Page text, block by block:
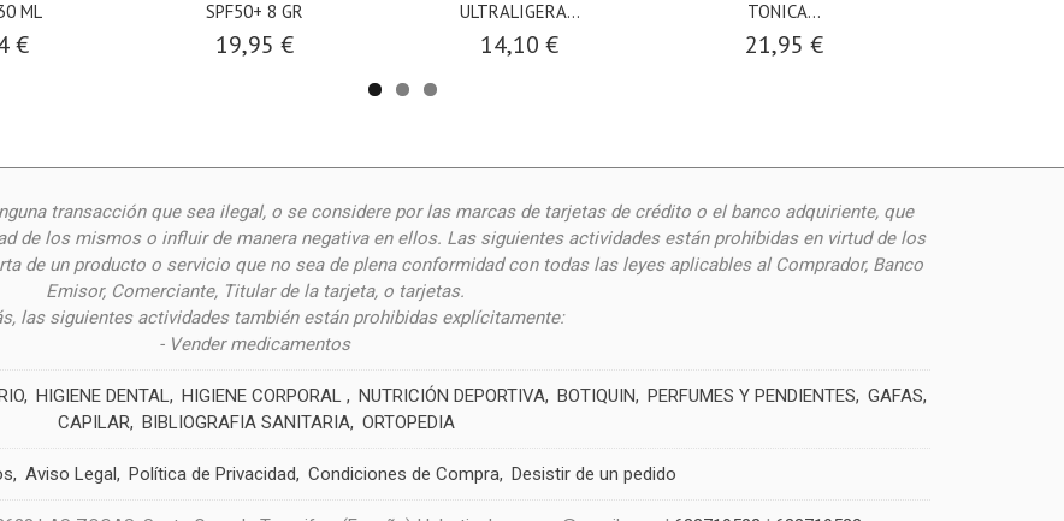
ML
€
SPF50+ 8 GR
19,95 €
ULTRALIGERA...
14,10 €
TONICA...
21,95 €
transacción que sea ilegal, o se considere por las marcas de tarjetas de crédito o el banco adquiriente, que
de los mismos o influir de manera negativa en ellos. Las siguientes actividades están prohibidas en virtud de los
de un producto o servicio que no sea de plena conformidad con todas las leyes aplicables al Comprador, Banco
Emisor, Comerciante, Titular de la tarjeta, o tarjetas.
las siguientes actividades también están prohibidas explícitamente:
- Vender medicamentos
HIGIENE DENTAL HIGIENE CORPORAL NUTRICIÓN DEPORTIVA BOTIQUIN PERFUMES Y PENDIENTES
GAFAS
CAPILAR BIBLIOGRAFIA SANITARIA ORTOPEDIA
Aviso Legal Política de Privacidad Condiciones de Compra Desistir de un pedido